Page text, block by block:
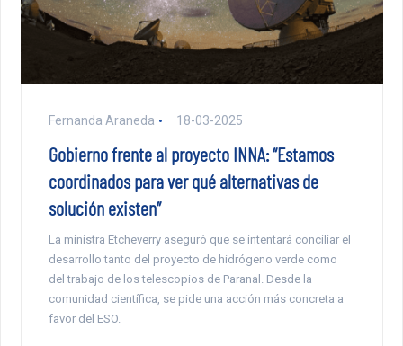
Fernanda Araneda 18-03-2025
Gobierno frente al proyecto INNA: “Estamos
coordinados para ver qué alternativas de
solución existen”
La ministra Etcheverry aseguró que se intentará conciliar el
desarrollo tanto del proyecto de hidrógeno verde como
del trabajo de los telescopios de Paranal. Desde la
comunidad científica, se pide una acción más concreta a
favor del ESO.